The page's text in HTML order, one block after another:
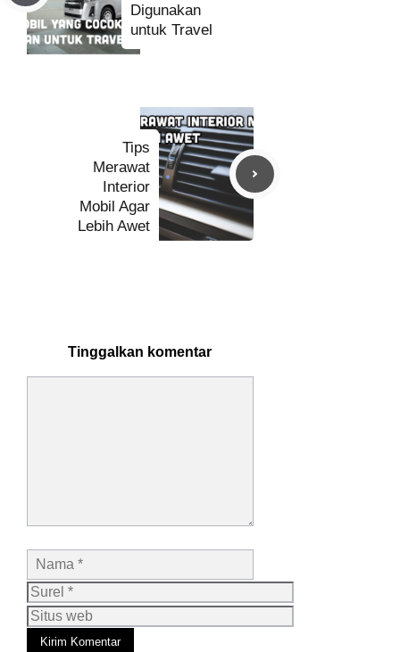
Digunakan
untuk Travel
Tips
Merawat
Interior
Mobil Agar
Lebih Awet
Tinggalkan komentar
Nama
Surel
Situs
web